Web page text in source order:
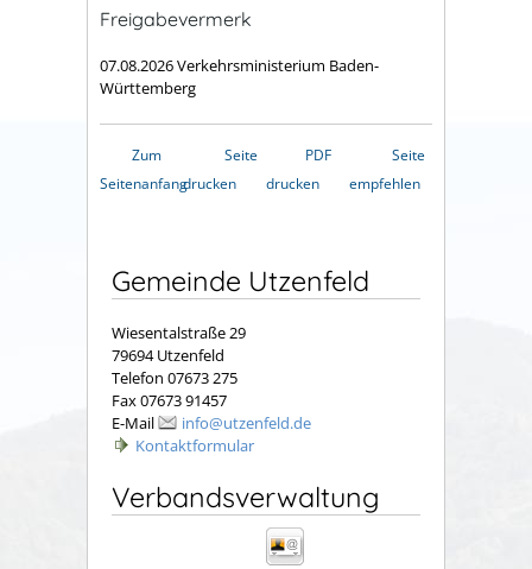
Freigabevermerk
07.08.2026 Verkehrsministerium Baden-
Württemberg
Zum
Seitenanfang
Seite
drucken
PDF
drucken
Seite
empfehlen
Gemeinde Utzenfeld
Wiesentalstraße 29
79694 Utzenfeld
Telefon 07673 275
Fax 07673 91457
E-Mail
info@utzenfeld.de
Kontaktformular
Verbandsverwaltung